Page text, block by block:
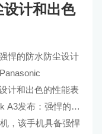
计和出色
悍的防水防尘设计
计和出色的性能表
A3发布：强悍的防
解读。
，该手机具备强悍